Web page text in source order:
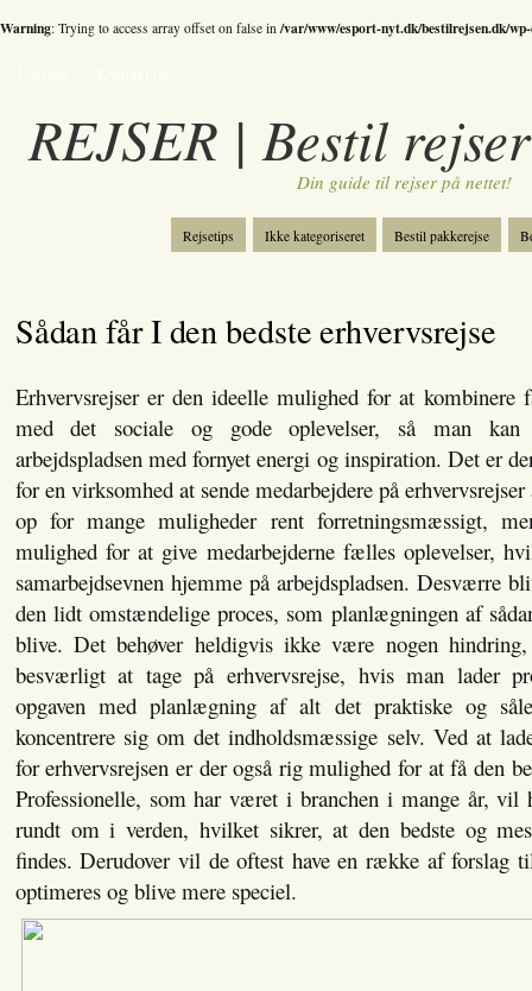
Warning: Trying to access array offset on false in/var/www/esport-nyt.dk/bestilrejsen.dk/
REJSER | Bestil
Din guide til rejser på nettet!
Rejsetips Ikke kategoriseret Bestil pakkerejse
Sådan får I den bedste erhvervsrejse
Erhvervsrejser er den ideelle mulighed for at kombinere
med det sociale og gode oplevelser, så man
arbejdspladsen med fornyet energi og inspiration. Det er
for en virksomhed at sende medarbejdere på
op for mange muligheder rent forretningsmæssigt,
mulighed for at give medarbejderne fælles oplevelser,
samarbejdsevnen hjemme på arbejdspladsen. Desværre
den lidt omstændelige proces, som planlægningen af
blive. Det behøver heldigvis ikke være nogen
besværligt at tage på erhvervsrejse, hvis man lader
opgaven med planlægning af alt det praktiske og
koncentrere sig om det indholdsmæssige selv. Ved at
for erhvervsrejsen er der også rig mulighed for at få den
Professionelle, som har været i branchen i mange år, vil
rundt om i verden, hvilket sikrer, at den bedste og
findes. Derudover vil de oftest have en række af forslag
optimeres og blive mere speciel.